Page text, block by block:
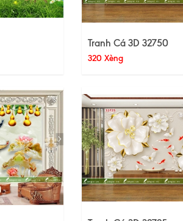
Tranh Cá 3D 32750
320 Xèng